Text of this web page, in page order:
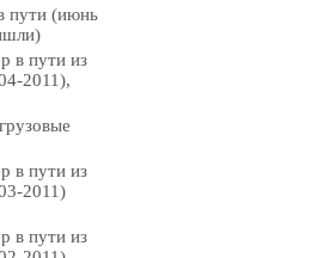
пути (июнь
в пути из
2011),
в пути из
2011)
в пути из